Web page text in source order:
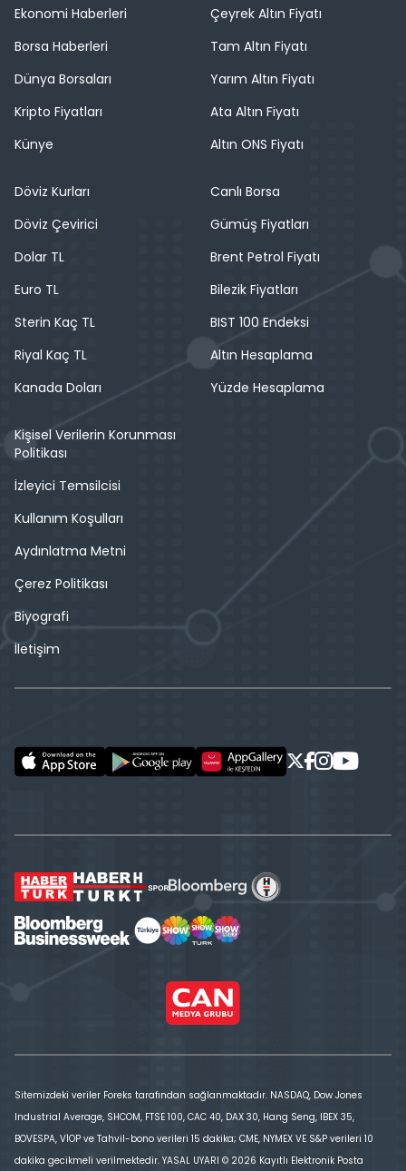
Ekonomi Haberleri
Borsa Haberleri
Dünya Borsaları
Kripto Fiyatları
Künye
Çeyrek Altın Fiyatı
Tam Altın Fiyatı
Yarım Altın Fiyatı
Ata Altın Fiyatı
Altın ONS Fiyatı
Döviz Kurları
Döviz Çevirici
Dolar TL
Euro TL
Sterin Kaç TL
Riyal Kaç TL
Kanada Doları
Canlı Borsa
Gümüş Fiyatları
Brent Petrol Fiyatı
Bilezik Fiyatları
BIST 100 Endeksi
Altın Hesaplama
Yüzde Hesaplama
Kişisel Verilerin Korunması
Politikası
İzleyici Temsilcisi
Kullanım Koşulları
Aydınlatma Metni
Çerez Politikası
Biyografi
İletişim
Sitemizdeki veriler Foreks tarafından sağlanmaktadır. NASDAQ, Dow Jones
Industrial Average, SHCOM, FTSE 100, CAC 40, DAX 30, Hang Seng, IBEX 35,
BOVESPA, VİOP ve Tahvil-bono verileri 15 dakika; CME, NYMEX VE S&P verileri 10
dakika gecikmeli verilmektedir. YASAL UYARI © 2026 Kayıtlı Elektronik Posta